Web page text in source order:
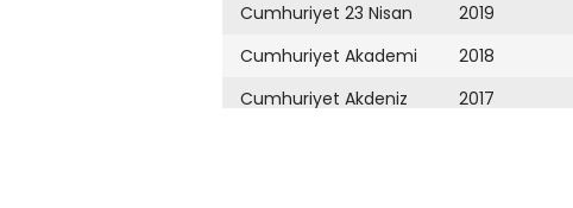
Cumhuriyet 23 Nisan
Cumhuriyet Akademi
Cumhuriyet Akdeniz
2019
2018
2017